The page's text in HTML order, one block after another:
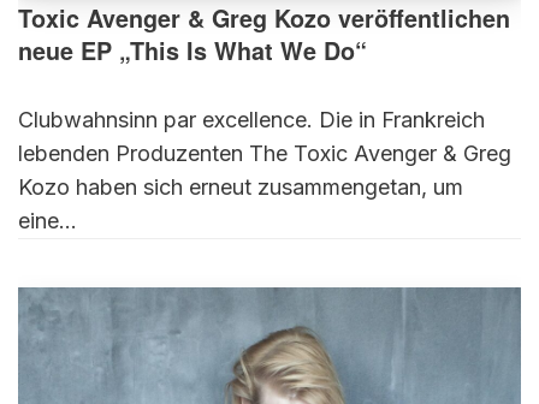
Toxic Avenger & Greg Kozo veröffentlichen
neue EP „This Is What We Do“
Clubwahnsinn par excellence. Die in Frankreich
lebenden Produzenten The Toxic Avenger & Greg
Kozo haben sich erneut zusammengetan, um
eine…